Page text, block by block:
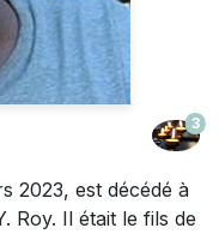
3
2023, est décédé à
Roy. Il était le fils de